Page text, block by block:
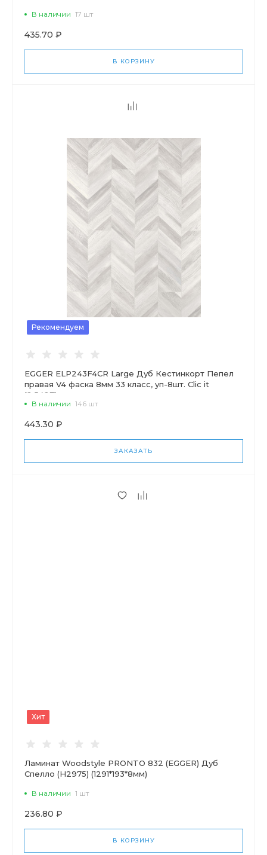
В наличии 17 шт
435.70 ₽
В КОРЗИНУ
Рекомендуем
EGGER ELP243F4CR Large Дуб Кестинкорт Пепел
правая V4 фаска 8мм 33 класс, уп-8шт. Clic it
(2,5427)
В наличии 146 шт
443.30 ₽
ЗАКАЗАТЬ
Хит
Ламинат Woodstyle PRONTO 832 (EGGER) Дуб
Спелло (Н2975) (1291*193*8мм)
В наличии 1 шт
236.80 ₽
В КОРЗИНУ